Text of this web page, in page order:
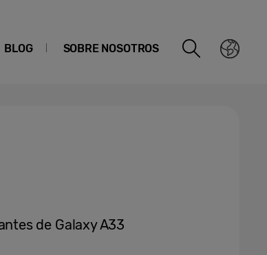
BLOG SOBRE NOSOTROS
de Galaxy A33